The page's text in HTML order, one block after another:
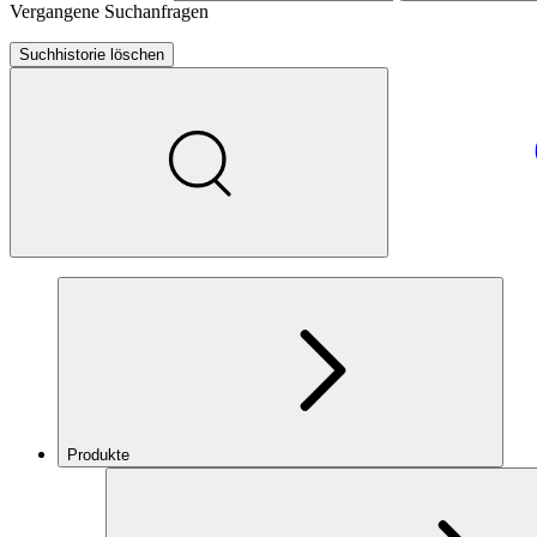
Vergangene Suchanfragen
Suchhistorie löschen
Produkte